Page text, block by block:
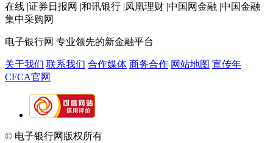
在线 |证券日报网 |和讯银行 |凤凰理财 |中国网金融 |中国金融
集中采购网
电子银行网 专业领先的新金融平台
关于我们 联系我们 合作媒体 商务合作 网站地图 宣传年
CFCA官网
© 电子银行网版权所有